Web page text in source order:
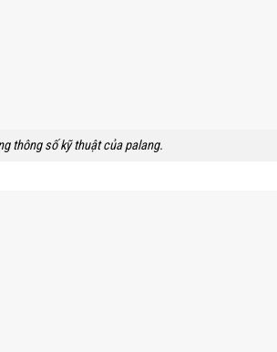
thông số kỹ thuật của palang.